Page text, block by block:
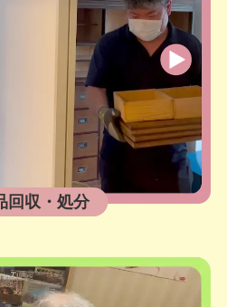
回収・処分